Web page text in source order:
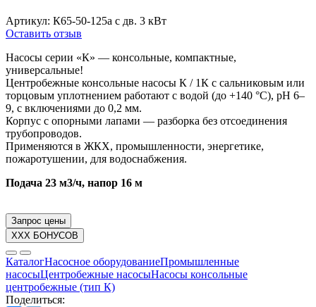
Артикул: К65-50-125а с дв. 3 кВт
Оставить отзыв
Насосы серии «К» — консольные, компактные,
универсальные!
Центробежные консольные насосы К / 1К с сальниковым или
торцовым уплотнением работают с водой (до +140 °C), pH 6–
9, с включениями до 0,2 мм.
Корпус с опорными лапами — разборка без отсоединения
трубопроводов.
Применяются в ЖКХ, промышленности, энергетике,
пожаротушении, для водоснабжения.
Подача 23 м3/ч, напор 16 м
Запрос цены
XXX БОНУСОВ
КаталогНасосное оборудованиеПромышленные
насосыЦентробежные насосыНасосы консольные
центробежные (тип К)
Поделиться: